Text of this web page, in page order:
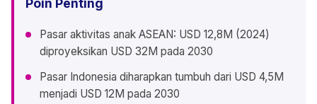
Pasar aktivitas anak ASEAN: USD 12,8M (2024)
diproyeksikan USD 32M pada 2030
Pasar Indonesia diharapkan tumbuh dari USD 4,5M
menjadi USD 12M pada 2030